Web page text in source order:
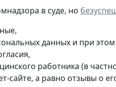
в суде, но
данных и при
работника (в
сайте, а равно отзывы о